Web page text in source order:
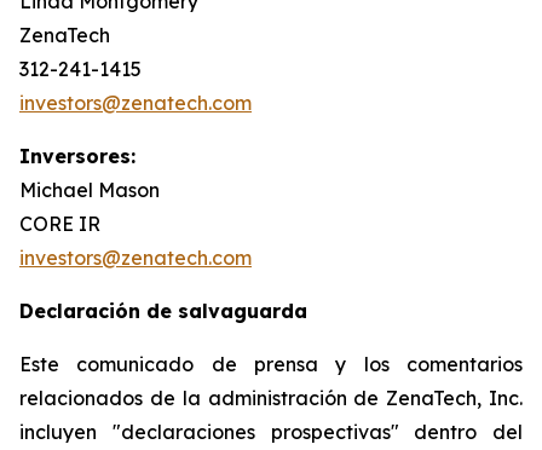
ZenaTech
312-241-1415
investors@zenatech.com
Inversores:
Michael Mason
CORE IR
investors@zenatech.com
Declaración de salvaguarda
Este comunicado de prensa y los comentarios
relacionados de la administración de ZenaTech, Inc.
incluyen "declaraciones prospectivas" dentro del